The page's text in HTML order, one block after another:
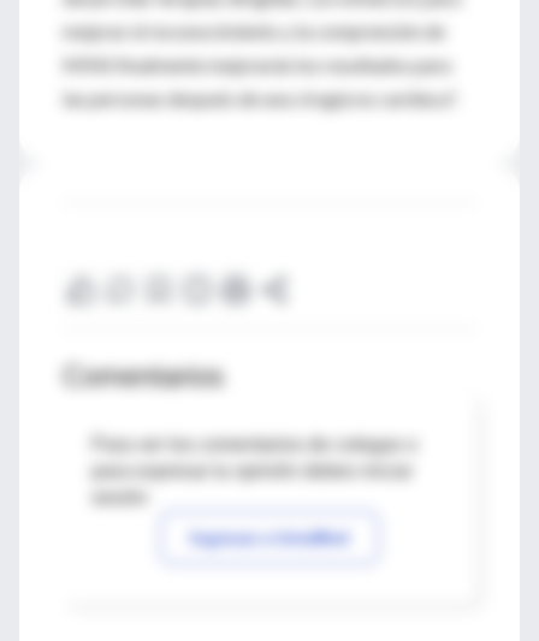
mejorar el reconocimiento y la comprensión de
MINS finalmente mejorarán los resultados para
las personas después de una cirugía no cardíaca".
Comentarios
Para ver los comentarios de colegas o
Ingresar a IntraMed